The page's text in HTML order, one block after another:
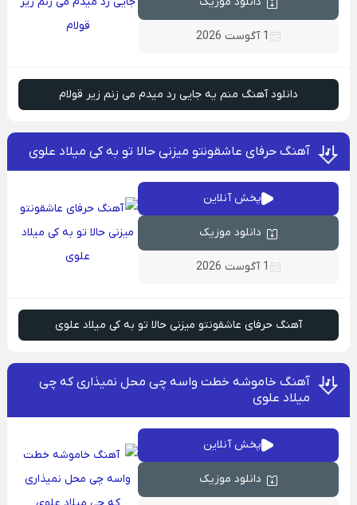
1 آگوست 2026
دانلود آهنگ منم یه جایی رد میدم می زنم زیر قولام
آهنگ حرفای عاشقونتو میزنی حالا تو به کی میلاد علوی
پخش آنلاین
دانلود موزیک
1 آگوست 2026
آهنگ حرفای عاشقونتو میزنی حالا تو به کی میلاد علوی
آهنگ خاموشه خطت واسه چی محل نمیذاری که چی
میلاد علوی
پخش آنلاین
دانلود موزیک